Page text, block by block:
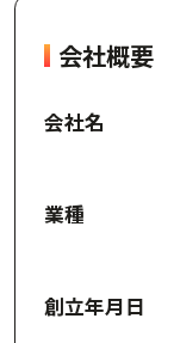
会社概要
会社名
業種
創立年月日